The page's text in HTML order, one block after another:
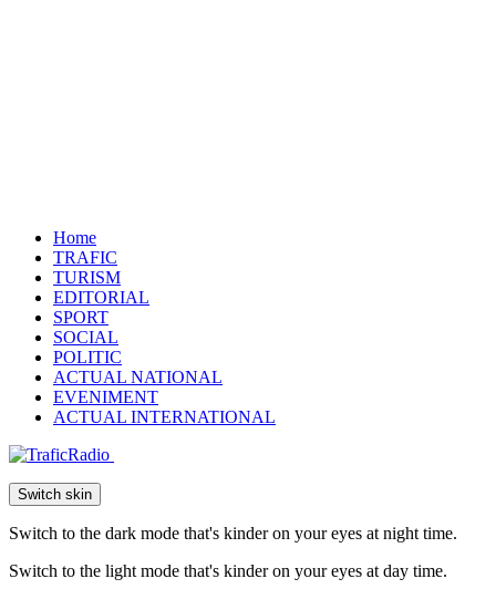
Home
TRAFIC
TURISM
EDITORIAL
SPORT
SOCIAL
POLITIC
ACTUAL NATIONAL
EVENIMENT
ACTUAL INTERNATIONAL
Switch skin
Switch to the dark mode that's kinder on your eyes at night time.
Switch to the light mode that's kinder on your eyes at day time.